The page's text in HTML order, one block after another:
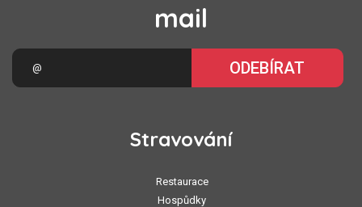
mail
ODEBÍRAT
Stravování
Restaurace
Hospůdky